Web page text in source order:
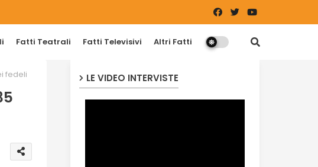
Fatti Teatrali Fatti Televisivi Altri Fatti
fedeli LE VIDEO INTERVISTE